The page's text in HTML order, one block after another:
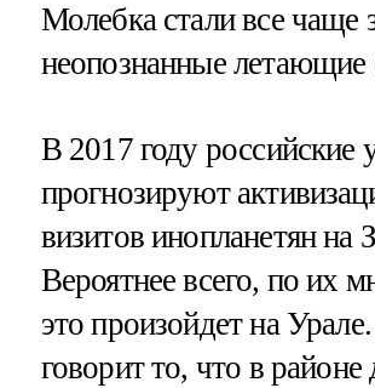
Молебка стали все чаще
неопознанные летающие
В 2017 году российские
прогнозируют
визитов инопланетян на
Вероятнее всего, по их
это произойдет на
говорит то, что в районе